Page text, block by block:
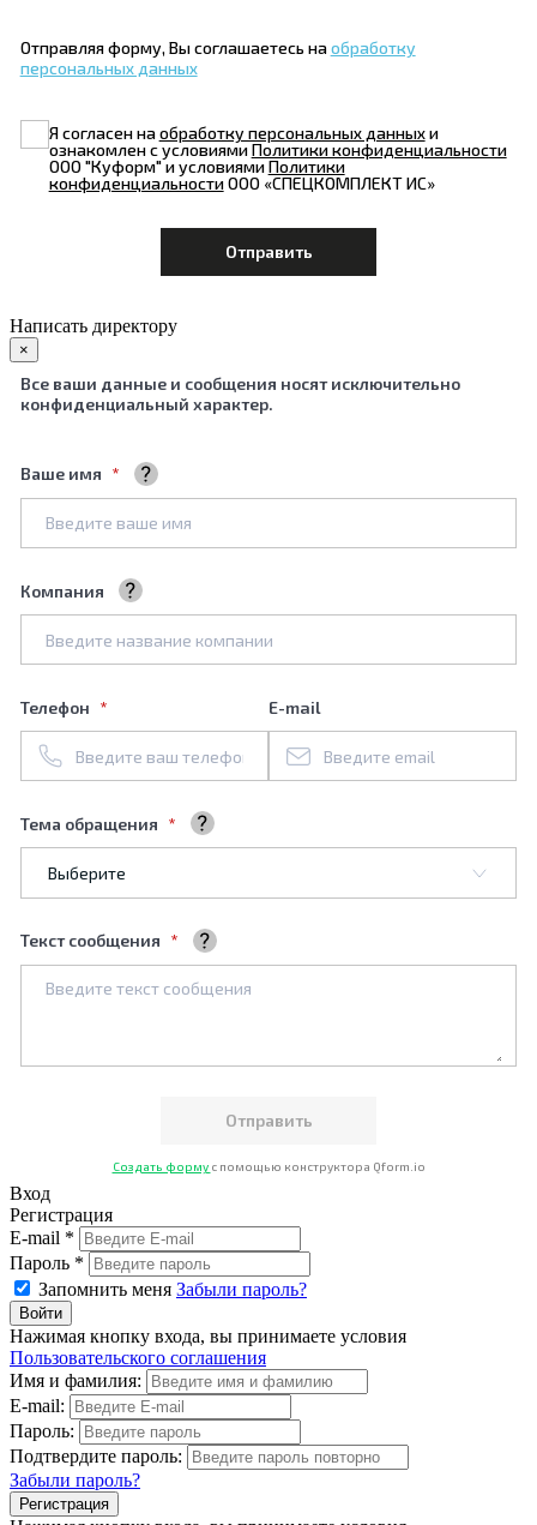
Отправляя форму, Вы соглашаетесь наобработку
персональных данных
Я согласен наобработку персональных данныхи
ознакомлен с условиямиПолитики конфиденциальности
ООО "Куформ" и условиямиПолитики
конфиденциальностиООО «СПЕЦКОМПЛЕКТ ИС»
Написать директору
×
Все ваши данные и сообщения носят исключительно
конфиденциальный характер.
Ваше имя
Компания
Телефон E-mail
Тема обращения
Выберите тему обращения
Текст сообщения
Создать форму с помощью конструктора Qform.io
Вход
Регистрация
E-mail *
Пароль *
Запомнить меня Забыли пароль?
Нажимая кнопку входа, вы принимаете условия
Пользовательского соглашения
Имя и фамилия:
E-mail:
Пароль:
Подтвердите пароль:
Забыли пароль?